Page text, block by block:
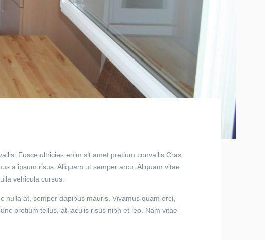
Fusce ultricies enim sit amet pretium convallis.Cras
a ipsum risus. Aliquam ut semper arcu. Aliquam vitae
vehicula cursus.
nulla at, semper dapibus mauris. Vivamus quam orci,
pretium tellus, at iaculis risus nibh et leo. Nam vitae